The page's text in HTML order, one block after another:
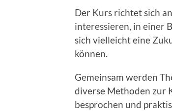
Der Kurs richtet sich
interessieren, in einer
sich vielleicht eine
können.
Gemeinsam werden
diverse Methoden zur
besprochen und